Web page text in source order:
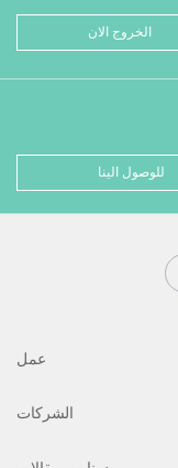
الخروج الان
للوصول الينا
عمل
الشركات